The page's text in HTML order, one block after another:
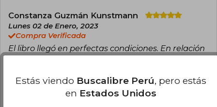
Constanza Guzmán Kunstmann
Lunes 02 de Enero, 2023
Compra Verificada
El libro llegó en perfectas condiciones. En relación
guerra afectó su entorno. Ya en la mitad del libro
se ven más detalles sobre la guerra y la trama se
Estás viendo Buscalibre Perú, pero estás
en Estados Unidos